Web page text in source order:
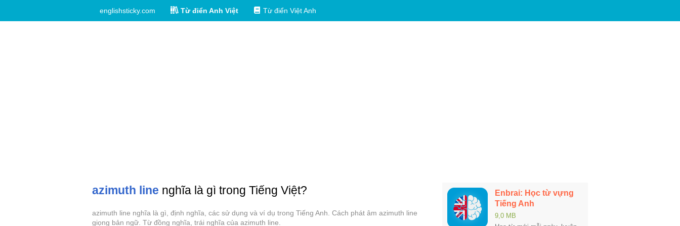
englishsticky.com Từ điển Anh Việt Từ điển Việt Anh
azimuth line nghĩa là gì trong Tiếng Việt?
azimuth line nghĩa là gì, định nghĩa, các sử dụng và ví dụ trong Tiếng Anh. Cách phát âm azimuth line
giọng bản ngữ. Từ đồng nghĩa, trái nghĩa của azimuth line.
Enbrai: Học từ vựng
Tiếng Anh
9,0 MB